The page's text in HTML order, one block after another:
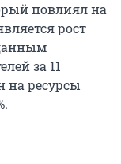
повлиял на
рост
за 11
на ресурсы